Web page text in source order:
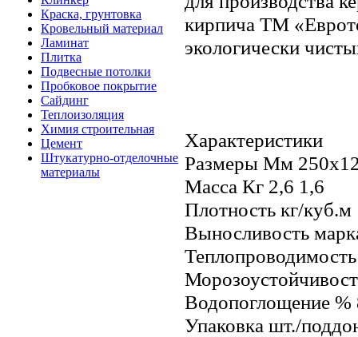
Краска, грунтовка
Кровельный материал
Ламинат
Плитка
Подвесные потолки
Пробковое покрытие
Сайдинг
Теплоизоляция
Химия строительная
Цемент
Штукатурно-отделочные
материалы
кирпича ТМ
экологически
Характеристики
Размеры Мм
Масса Кг 2,6 1,6
Плотность кг/
Выносливость
Водопоглощение %
Упаковка шт./